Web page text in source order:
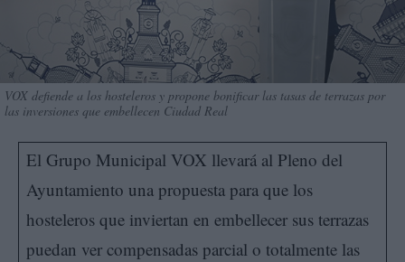
VOX defiende a los hosteleros y propone bonificar las tasas de terrazas por
las inversiones que embellecen Ciudad Real
El Grupo Municipal VOX llevará al Pleno del
Ayuntamiento una propuesta para que los
hosteleros que inviertan en embellecer sus terrazas
puedan ver compensadas parcial o totalmente las